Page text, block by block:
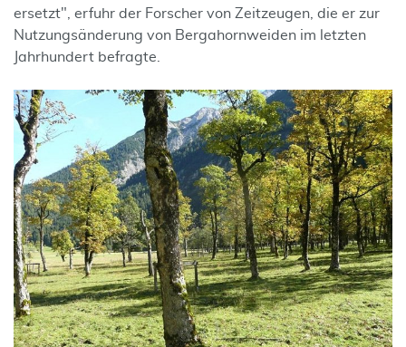
ersetzt", erfuhr der Forscher von Zeitzeugen, die er zur
Nutzungsänderung von Bergahornweiden im letzten
Jahrhundert befragte.